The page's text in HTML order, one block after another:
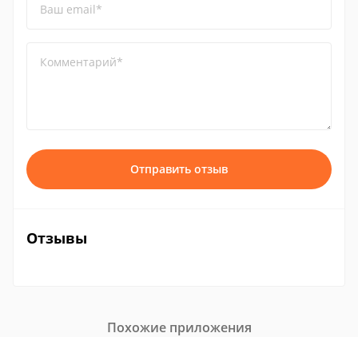
Ваш email*
Комментарий*
Отправить отзыв
Отзывы
Похожие приложения